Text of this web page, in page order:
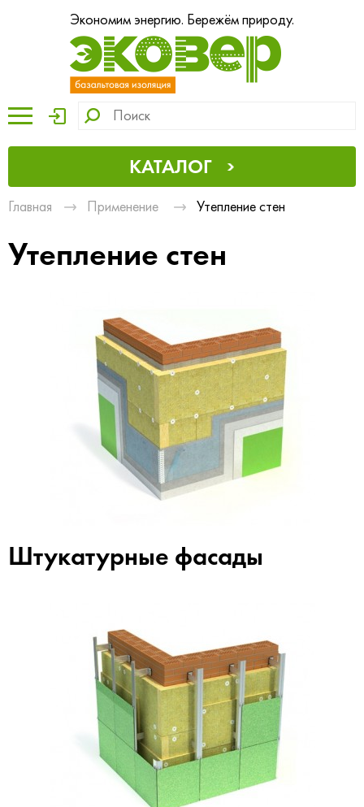
Экономим энергию. Бережём природу.
КАТАЛОГ
Главная Применение Утепление стен
Утепление стен
Штукатурные фасады